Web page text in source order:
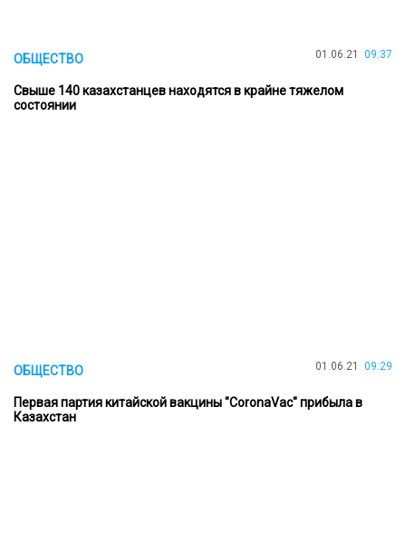
ОБЩЕСТВО 01.06.21 09:37
Свыше 140 казахстанцев находятся в крайне тяжелом
состоянии
ОБЩЕСТВО 01.06.21 09:29
Первая партия китайской вакцины "CoronaVac" прибыла в
Казахстан